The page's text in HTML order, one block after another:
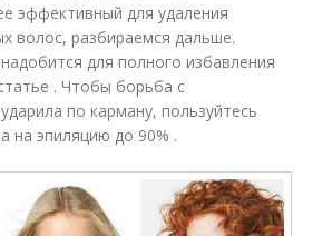
эффективный для удаления
волос, разбираемся дальше.
для полного избавления
. Чтобы борьба с
по карману, пользуйтесь
на эпиляцию до 90% .